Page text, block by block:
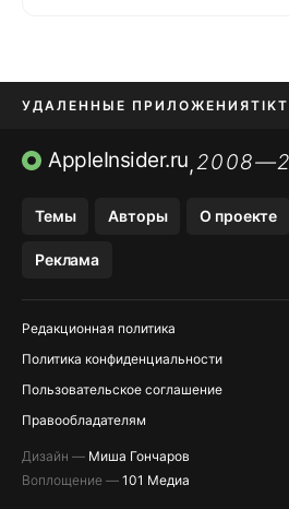
УДАЛЕННЫЕ ПРИЛОЖЕНИЯ
ПРИЛОЖЕНИЯ БЕЗ APP STORE
AppleInsider.ru,
Темы Авторы О проекте
Реклама
Редакционная политика
Политика конфиденциальности
Пользовательское соглашение
Правообладателям
Дизайн — Миша Гончаров
Воплощение — 101 Медиа